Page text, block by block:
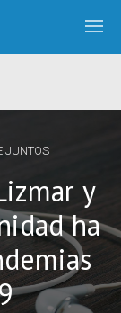
JUNTOS
y
ha